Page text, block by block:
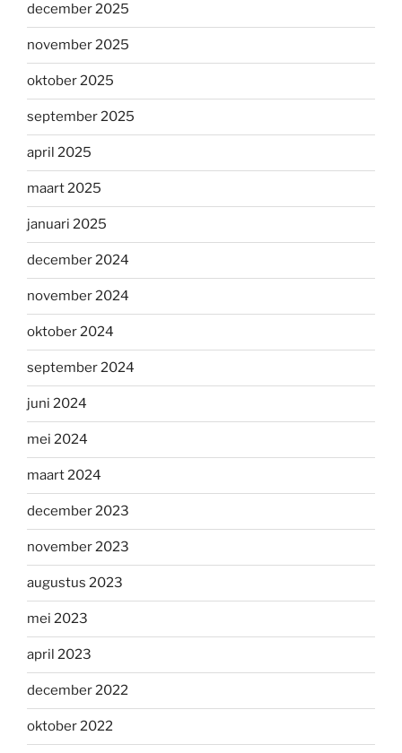
december 2025
november 2025
oktober 2025
september 2025
april 2025
maart 2025
januari 2025
december 2024
november 2024
oktober 2024
september 2024
juni 2024
mei 2024
maart 2024
december 2023
november 2023
augustus 2023
mei 2023
april 2023
december 2022
oktober 2022